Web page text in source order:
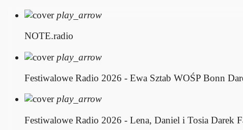
play_arrow
NOTE.radio
play_arrow
Festiwalowe Radio 2026 - Ewa Sztab WOŚP Bonn
play_arrow
Festiwalowe Radio 2026 - Lena, Daniel i Tosia Darek